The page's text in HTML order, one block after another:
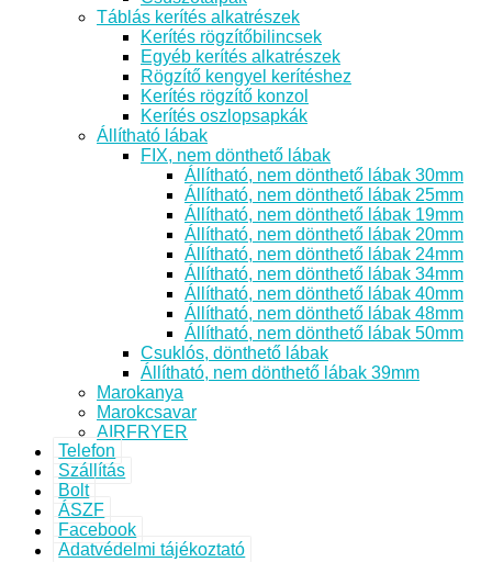
Táblás kerítés alkatrészek
Kerítés rögzítőbilincsek
Egyéb kerítés alkatrészek
Rögzítő kengyel kerítéshez
Kerítés rögzítő konzol
Kerítés oszlopsapkák
Állítható lábak
FIX, nem dönthető lábak
Állítható, nem dönthető lábak 30mm
Állítható, nem dönthető lábak 25mm
Állítható, nem dönthető lábak 19mm
Állítható, nem dönthető lábak 20mm
Állítható, nem dönthető lábak 24mm
Állítható, nem dönthető lábak 34mm
Állítható, nem dönthető lábak 40mm
Állítható, nem dönthető lábak 48mm
Állítható, nem dönthető lábak 50mm
Csuklós, dönthető lábak
Állítható, nem dönthető lábak 39mm
Marokanya
Marokcsavar
AIRFRYER
Telefon
Szállítás
Bolt
ÁSZF
Facebook
Adatvédelmi tájékoztató